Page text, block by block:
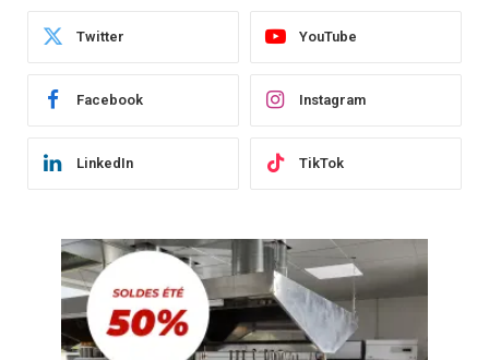
Twitter YouTube
Facebook Instagram
LinkedIn TikTok